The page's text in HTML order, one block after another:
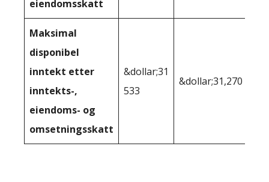
eiendomsskatt
Maksimal
disponibel
inntekt etter
inntekts-,
eiendoms- og
omsetningsskatt
&dollar;31
533
&dollar;31,270